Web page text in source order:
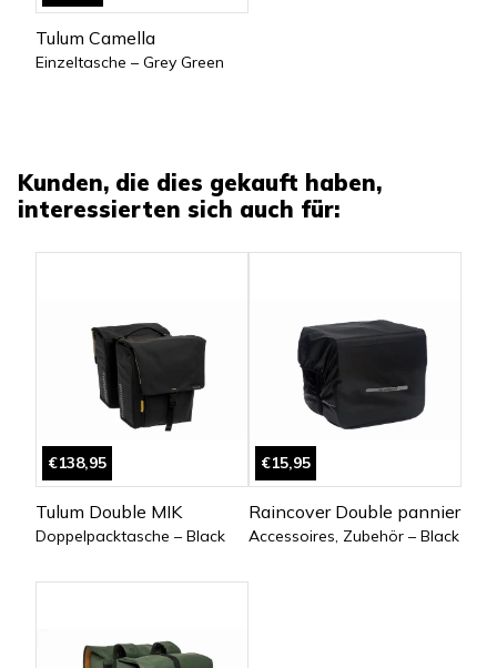
Tulum Camella
Einzeltasche – Grey Green
Kunden, die dies gekauft haben,
interessierten sich auch für:
€138,95
Tulum Double MIK
Doppelpacktasche – Black
€15,95
Raincover Double pannier
Accessoires, Zubehör – Black